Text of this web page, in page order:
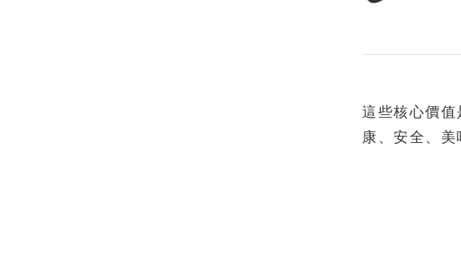
這些核心價值
康、安全、